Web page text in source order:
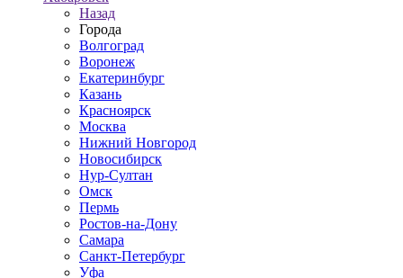
Назад
Города
Волгоград
Воронеж
Екатеринбург
Казань
Красноярск
Москва
Нижний Новгород
Новосибирск
Нур-Султан
Омск
Пермь
Ростов-на-Дону
Самара
Санкт-Петербург
Уфа